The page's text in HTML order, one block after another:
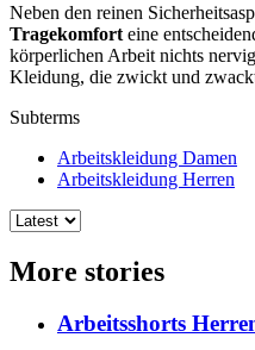
Neben den reinen
Tragekomfort eine
körperlichen Arbeit nichts
Kleidung, die zwickt und
Subterms
Arbeitskleidung Damen
Arbeitskleidung Herren
More stories
Arbeitsshorts